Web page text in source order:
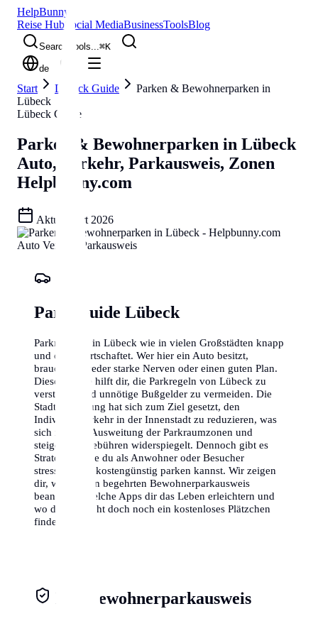
HelpBunny
Reise Hub Social MediaBusinessToolsBlog
Search tools...⌘K
de
Start Lübeck Guide
Parken & Bewohnerparken in
Lübeck
Lübeck Guide
Parken & Bewohnerparken in Lübeck
Auto, Verkehr, Parkausweis, Zonen
Helpbunny.com
Aktualisiert 2026
Park-Guide Lübeck
Parkraum ist in Lübeck wie in vielen Großstädten knapp
und oft bewirtschaftet. Wer hier ein Auto besitzt,
braucht entweder starke Nerven oder einen guten Plan.
Dieser Guide hilft dir, die Parkregeln von Lübeck zu
verstehen und unnötige Bußgelder zu vermeiden. Die
Stadtverwaltung hat sich zum Ziel gesetzt, den
Individualverkehr in der Innenstadt zu reduzieren, was
sich in einer Ausweitung der Parkraumzonen und
steigenden Gebühren widerspiegelt. Dennoch gibt es
Strategien, wie du als Anwohner oder Besucher
stressfrei und kostengünstig parken kannst. Wir zeigen
dir, wie du den begehrten Bewohnerparkausweis
beantragst, welche Apps dir das Leben erleichtern und
wo du vielleicht doch noch ein kostenloses Plätzchen
findest.
Der Bewohnerparkausweis